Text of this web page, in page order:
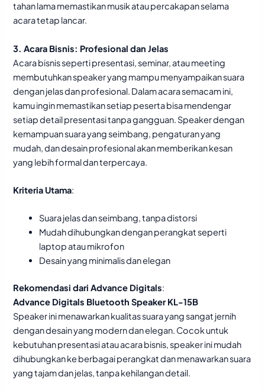
tahan lama memastikan musik atau percakapan selama
acara tetap lancar.
3. Acara Bisnis: Profesional dan Jelas
Acara bisnis seperti presentasi, seminar, atau meeting
membutuhkan speaker yang mampu menyampaikan suara
dengan jelas dan profesional. Dalam acara semacam ini,
kamu ingin memastikan setiap peserta bisa mendengar
setiap detail presentasi tanpa gangguan. Speaker dengan
kemampuan suara yang seimbang, pengaturan yang
mudah, dan desain profesional akan memberikan kesan
yang lebih formal dan terpercaya.
Kriteria Utama:
Suara jelas dan seimbang, tanpa distorsi
Mudah dihubungkan dengan perangkat seperti
laptop atau mikrofon
Desain yang minimalis dan elegan
Rekomendasi dari Advance Digitals:
Advance Digitals Bluetooth Speaker KL-15B
Speaker ini menawarkan kualitas suara yang sangat jernih
dengan desain yang modern dan elegan. Cocok untuk
kebutuhan presentasi atau acara bisnis, speaker ini mudah
dihubungkan ke berbagai perangkat dan menawarkan suara
yang tajam dan jelas, tanpa kehilangan detail.